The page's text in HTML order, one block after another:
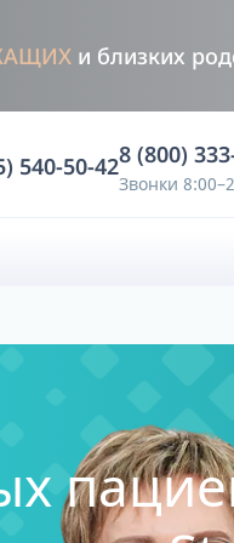
и близких
540-50-428 (800)
Звонки
функции
нагрузки -
прикуса в динамике -